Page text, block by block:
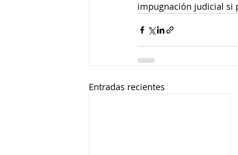
impugnación judicial si
Entradas recientes